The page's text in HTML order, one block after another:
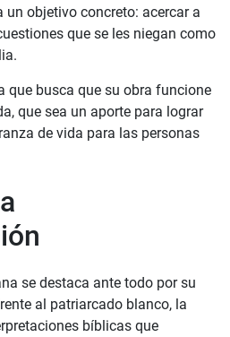
un objetivo concreto: acercar a
que se les niegan como
que busca que su obra funcione
que sea un aporte para lograr
de vida para las personas
se destaca ante todo por su
al patriarcado blanco, la
bíblicas que